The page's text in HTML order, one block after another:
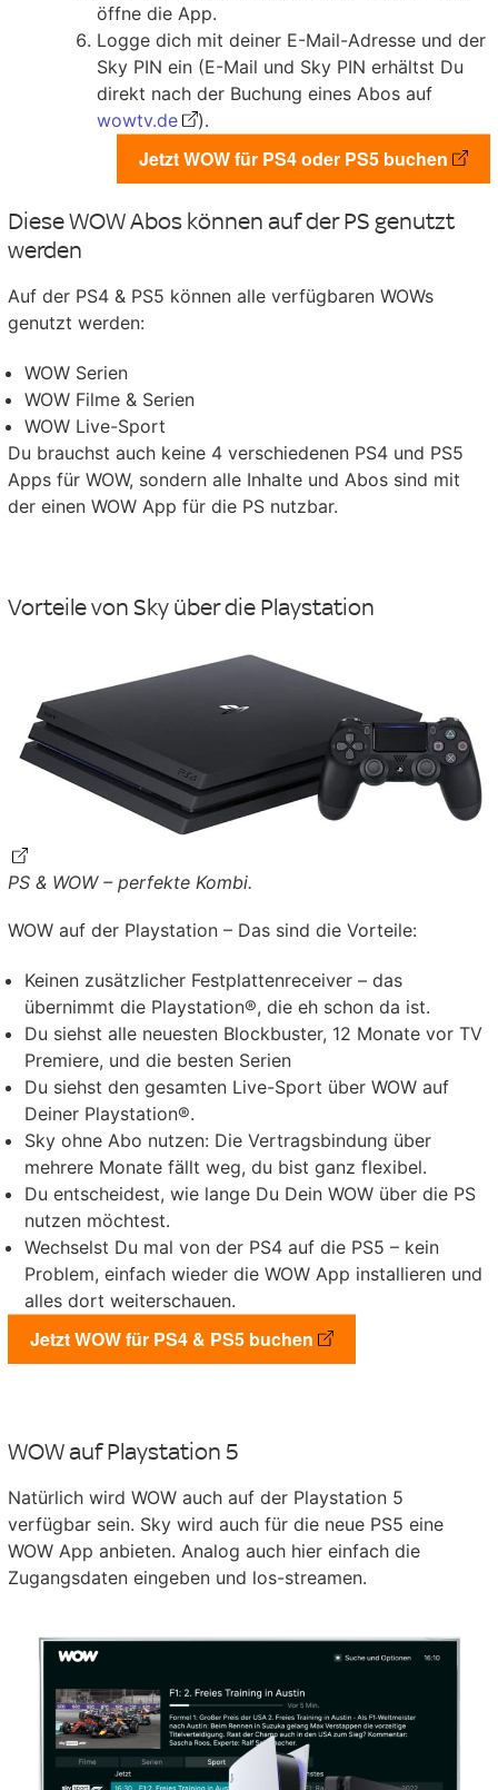
öffne die App.
Logge dich mit deiner E-Mail-Adresse und der
Sky PIN ein (E-Mail und Sky PIN erhältst Du
direkt nach der Buchung eines Abos auf
wowtv.de
).
Jetzt WOW für PS4 oder PS5 buchen
Diese WOW Abos können auf der PS genutzt
werden
Auf der PS4 & PS5 können alle verfügbaren WOWs
genutzt werden:
WOW Serien
WOW Filme & Serien
WOW Live-Sport
Du brauchst auch keine 4 verschiedenen PS4 und PS5
Apps für WOW, sondern alle Inhalte und Abos sind mit
der einen WOW App für die PS nutzbar.
Vorteile von Sky über die Playstation
PS & WOW – perfekte Kombi.
WOW auf der Playstation – Das sind die Vorteile:
Keinen zusätzlicher Festplattenreceiver – das
übernimmt die Playstation®, die eh schon da ist.
Du siehst alle neuesten Blockbuster, 12 Monate vor TV
Premiere, und die besten Serien
Du siehst den gesamten Live-Sport über WOW auf
Deiner Playstation®.
Sky ohne Abo nutzen: Die Vertragsbindung über
mehrere Monate fällt weg, du bist ganz flexibel.
Du entscheidest, wie lange Du Dein WOW über die PS
nutzen möchtest.
Wechselst Du mal von der PS4 auf die PS5 – kein
Problem, einfach wieder die WOW App installieren und
alles dort weiterschauen.
Jetzt WOW für PS4 & PS5 buchen
WOW auf Playstation 5
Natürlich wird WOW auch auf der Playstation 5
verfügbar sein. Sky wird auch für die neue PS5 eine
WOW App anbieten. Analog auch hier einfach die
Zugangsdaten eingeben und los-streamen.